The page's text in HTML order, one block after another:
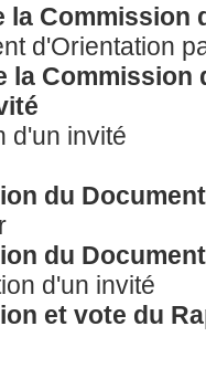
la Commission
d'Orientation
la Commission
d'un invité
du
du
d'un invité
et vote du